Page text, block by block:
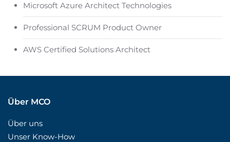
Microsoft Azure Architect Technologies
Professional SCRUM Product Owner
AWS Certified Solutions Architect
Über MCO
Über uns
Unser Know-How